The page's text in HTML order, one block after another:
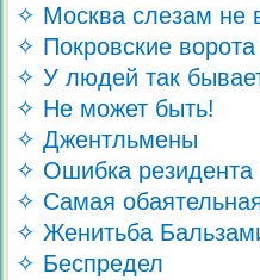
✧ Москва слезам не
✧ Покровские ворота
✧ У людей так
✧ Не может быть!
✧ Джентльмены
✧ Ошибка резидента
✧ Самая
✧ Женитьба
✧ Беспредел